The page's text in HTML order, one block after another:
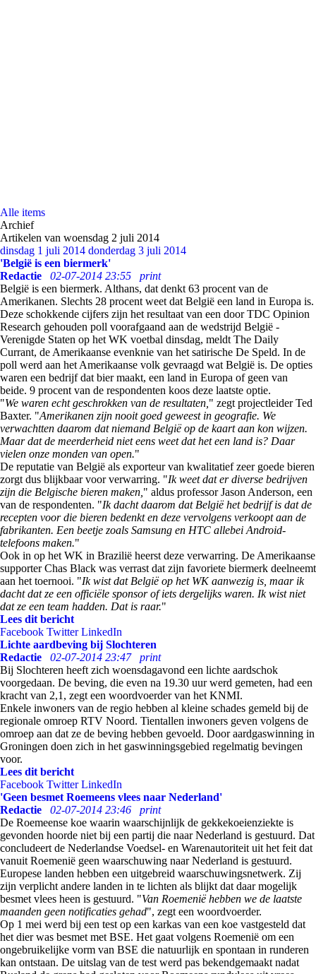
Alle items
Archief
Artikelen van woensdag 2 juli 2014
dinsdag 1 juli 2014 donderdag 3 juli 2014
'België is een biermerk'
Redactie
02-07-2014 23:55
print
België is een biermerk. Althans, dat denkt 63 procent van de
Amerikanen. Slechts 28 procent weet dat België een land in Europa is.
Deze schokkende cijfers zijn het resultaat van een door TDC Opinion
Research gehouden poll voorafgaand aan de wedstrijd België -
Verenigde Staten op het WK voetbal dinsdag, meldt The Daily
Currant, de Amerikaanse evenknie van het satirische De Speld. In de
poll werd aan het Amerikaanse volk gevraagd wat België is. De opties
waren een bedrijf dat bier maakt, een land in Europa of geen van
beide. 9 procent van de respondenten koos deze laatste optie.
"We waren echt geschrokken van de resultaten, " zegt projectleider Ted
Baxter. "Amerikanen zijn nooit goed geweest in geografie. We
verwachtten daarom dat niemand België op de kaart aan kon wijzen.
Maar dat de meerderheid niet eens weet dat het een land is? Daar
vielen onze monden van open."
De reputatie van België als exporteur van kwalitatief zeer goede bieren
zorgt dus blijkbaar voor verwarring. "Ik weet dat er diverse bedrijven
zijn die Belgische bieren maken, " aldus professor Jason Anderson, een
van de respondenten. "Ik dacht daarom dat België het bedrijf is dat de
recepten voor die bieren bedenkt en deze vervolgens verkoopt aan de
fabrikanten. Een beetje zoals Samsung en HTC allebei Android-
telefoons maken."
Ook in op het WK in Brazilië heerst deze verwarring. De Amerikaanse
supporter Chas Black was verrast dat zijn favoriete biermerk deelneemt
aan het toernooi. "Ik wist dat België op het WK aanwezig is, maar ik
dacht dat ze een officiële sponsor of iets dergelijks waren. Ik wist niet
dat ze een team hadden. Dat is raar."
Lees dit bericht
Facebook Twitter LinkedIn
Lichte aardbeving bij Slochteren
Redactie
02-07-2014 23:47
print
Bij Slochteren heeft zich woensdagavond een lichte aardschok
voorgedaan. De beving, die even na 19.30 uur werd gemeten, had een
kracht van 2,1, zegt een woordvoerder van het KNMI.
Enkele inwoners van de regio hebben al kleine schades gemeld bij de
regionale omroep RTV Noord. Tientallen inwoners geven volgens de
omroep aan dat ze de beving hebben gevoeld. Door aardgaswinning in
Groningen doen zich in het gaswinningsgebied regelmatig bevingen
voor.
Lees dit bericht
Facebook Twitter LinkedIn
'Geen besmet Roemeens vlees naar Nederland'
Redactie
02-07-2014 23:46
print
De Roemeense koe waarin waarschijnlijk de gekkekoeienziekte is
gevonden hoorde niet bij een partij die naar Nederland is gestuurd. Dat
concludeert de Nederlandse Voedsel- en Warenautoriteit uit het feit dat
vanuit Roemenië geen waarschuwing naar Nederland is gestuurd.
Europese landen hebben een uitgebreid waarschuwingsnetwerk. Zij
zijn verplicht andere landen in te lichten als blijkt dat daar mogelijk
besmet vlees heen is gestuurd. "Van Roemenië hebben we de laatste
maanden geen notificaties gehad", zegt een woordvoerder.
Op 1 mei werd bij een test op een karkas van een koe vastgesteld dat
het dier was besmet met BSE. Het gaat volgens Roemenië om een
ongebruikelijke vorm van BSE die natuurlijk en spontaan in runderen
kan ontstaan. De uitslag van de test werd pas bekendgemaakt nadat